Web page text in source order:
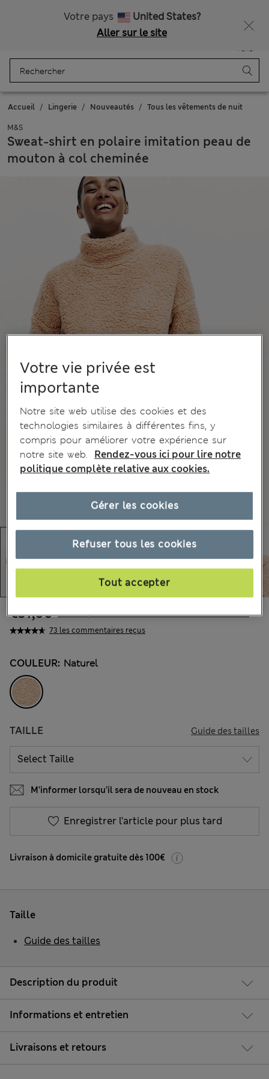
Votre pays
United States?
Aller sur le site
Panier
Accueil Lingerie Nouveautés Tous les vêtements de nuit
M&S
Sweat-shirt en polaire imitation peau de
mouton à col cheminée
73 les commentaires reçus
€31,00 Tous les prix incluent les taxes et les frais de douanes
COULEUR: Naturel
TAILLE Guide des tailles
M’informer lorsqu’il sera de nouveau en stock
Enregistrer l’article pour plus tard
Livraison à domicile gratuite dès 100€
Description du produit
Informations et entretien
Livraisons et retours
Taille
Guide des tailles
Votre vie privée est
importante
Notre site web utilise des cookies et des
technologies similaires à différentes fins, y
compris pour améliorer votre expérience sur
notre site web.
Rendez-vous ici pour lire notre
politique complète relative aux cookies.
Refuser tous les cookies
Tout accepter
Gérer les cookies